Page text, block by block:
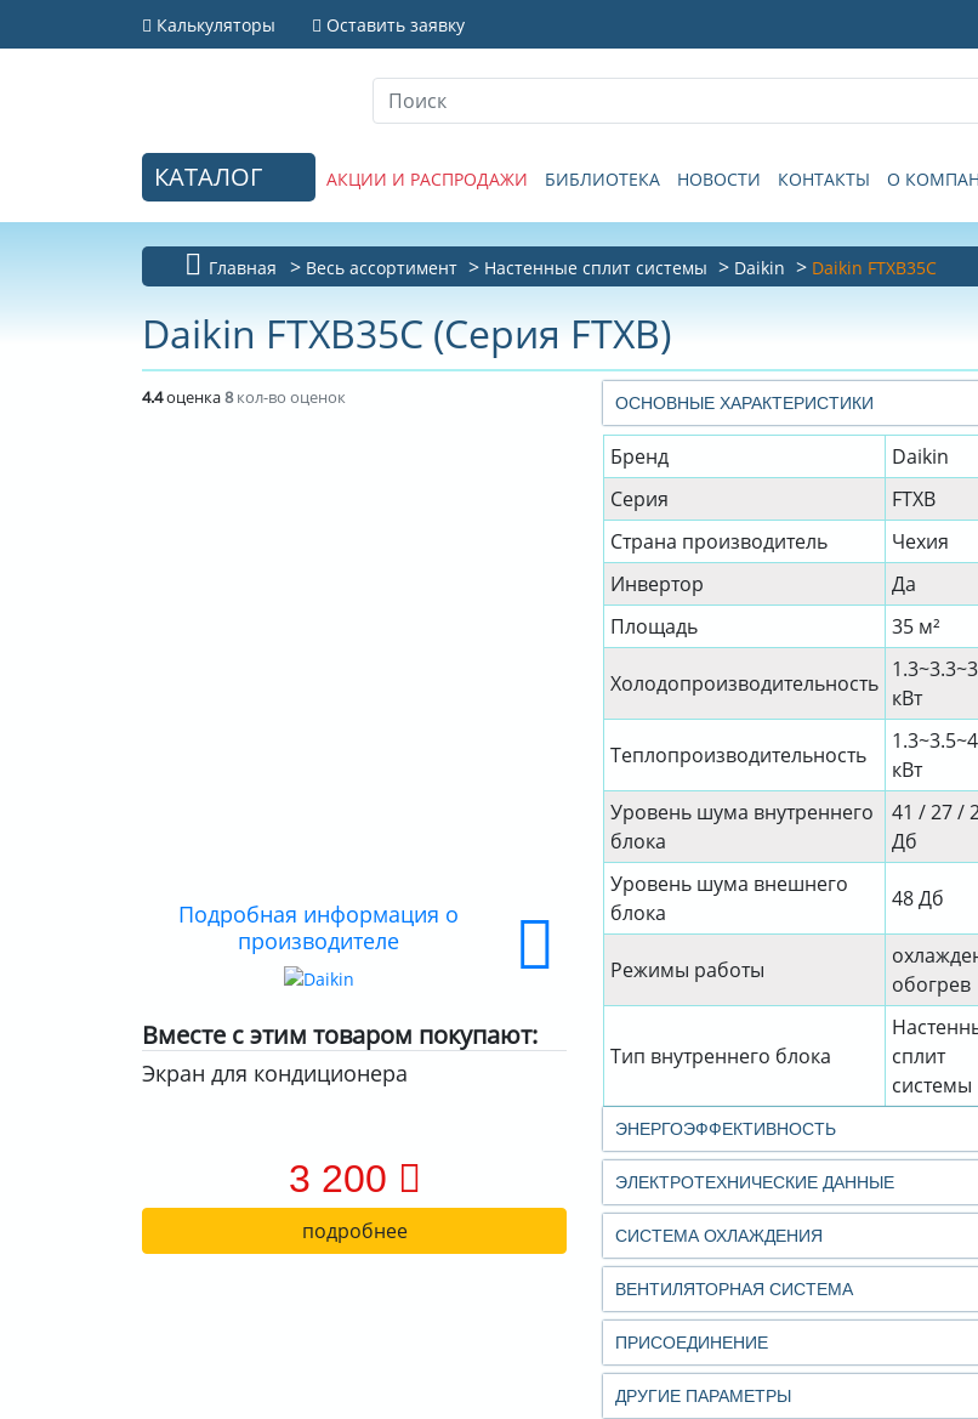
Калькуляторы Оставить заявку
КАТАЛОГ АКЦИИ И РАСПРОДАЖИ БИБЛИОТЕКА НОВОСТИ КОНТАКТЫ О
Главная Весь ассортимент Настенные сплит системы Daikin Daikin FTXB35C
Daikin FTXB35C (Серия FTXB)
4.4оценка8кол-во оценок
Подробная информация о
производителе
Вместе с этим товаром покупают:
Экран для кондиционера
3 200
подробнее
ОСНОВНЫЕ ХАРАКТЕРИСТИКИ
Бренд
Daikin
Серия
FTXB
Страна производитель
Чехия
Инвертор
Да
Площадь
35 м²
Холодопроизводительность
кВт
Теплопроизводительность
кВт
Уровень шума внутреннего
блока
41 / 27 /
Дб
Уровень шума внешнего
блока
48 Дб
Режимы работы
обогрев
Тип внутреннего блока
сплит
системы
ЭНЕРГОЭФФЕКТИВНОСТЬ
ЭЛЕКТРОТЕХНИЧЕСКИЕ ДАННЫЕ
СИСТЕМА ОХЛАЖДЕНИЯ
ВЕНТИЛЯТОРНАЯ СИСТЕМА
ПРИСОЕДИНЕНИЕ
ДРУГИЕ ПАРАМЕТРЫ